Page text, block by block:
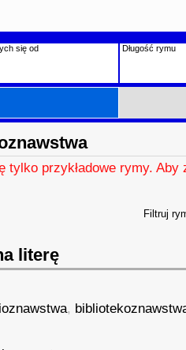
się od Długość rymu
tylko przykładowe rymy. Aby
Filtruj
literę
,